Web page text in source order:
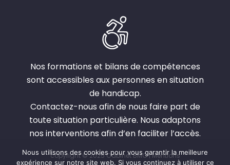
Nos formations et bilans de compétences
sont accessibles aux personnes en situation
de handicap.
Contactez-nous afin de nous faire part de
toute situation particulière. Nous adaptons
nos interventions afin d’en faciliter l’accès.
copyright © 2025 Cabinet BMC |Mentions
Nous utilisons des cookies pour vous garantir la meilleure
expérience sur notre site web. Si vous continuez à utiliser ce